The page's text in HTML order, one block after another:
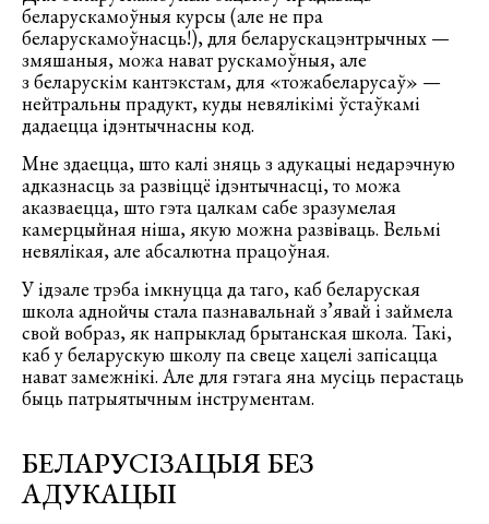
беларускамоўныя курсы (але не пра
беларускамоўнасць!), для беларускацэнтрычных —
змяшаныя, можа нават рускамоўныя, але
з беларускім кантэкстам, для «тожабеларусаў» —
нейтральны прадукт, куды невялікімі ўстаўкамі
дадаецца ідэнтычнасны код.
Мне здаецца, што калі зняць з адукацыі недарэчную
адказнасць за развіццё ідэнтычнасці, то можа
аказваецца, што гэта цалкам сабе зразумелая
камерцыйная ніша, якую можна развіваць. Вельмі
невялікая, але абсалютна працоўная.
У ідэале трэба імкнуцца да таго, каб беларуская
школа аднойчы стала пазнавальнай з’явай і займела
свой вобраз, як напрыклад брытанская школа. Такі,
каб у беларускую школу па свеце хацелі запісацца
нават замежнікі. Але для гэтага яна мусіць перастаць
быць патрыятычным інструментам.
БЕЛАРУСІЗАЦЫЯ БЕЗ
АДУКАЦЫІ